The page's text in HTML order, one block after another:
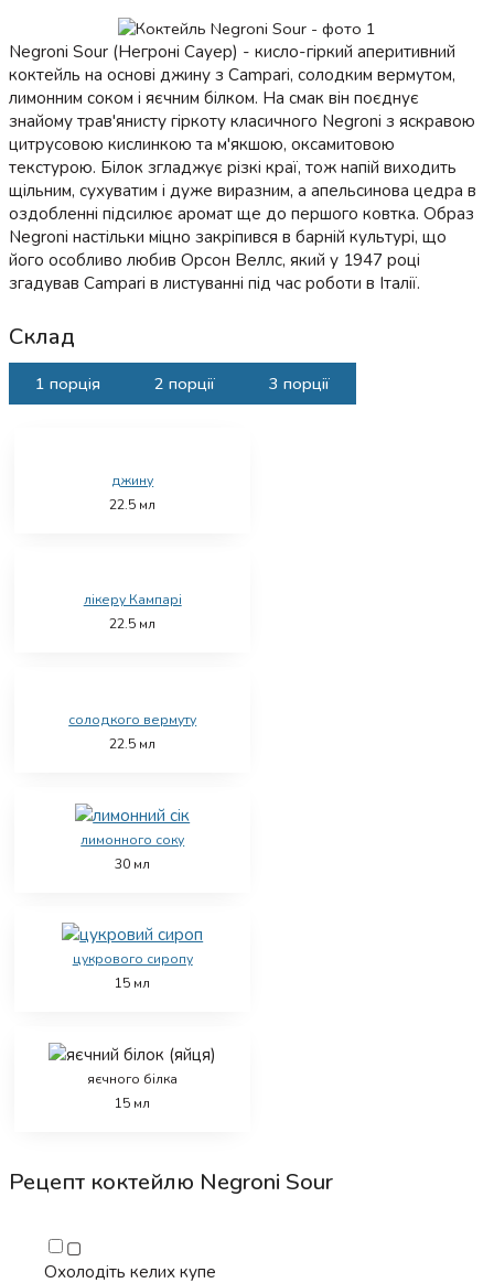
Negroni Sour (Негроні Сауер) - кисло-гіркий аперитивний
коктейль на основі джину з Campari, солодким вермутом,
лимонним соком і яєчним білком. На смак він поєднує
знайому трав'янисту гіркоту класичного Negroni з яскравою
цитрусовою кислинкою та м'якшою, оксамитовою
текстурою. Білок згладжує різкі краї, тож напій виходить
щільним, сухуватим і дуже виразним, а апельсинова цедра в
оздобленні підсилює аромат ще до першого ковтка. Образ
Negroni настільки міцно закріпився в барній культурі, що
його особливо любив Орсон Веллс, який у 1947 році
згадував Campari в листуванні під час роботи в Італії.
Склад
1 порція 2 порції 3 порції
джину
22.5 мл
лікеру Кампарі
22.5 мл
солодкого вермуту
22.5 мл
лимонного соку
30 мл
цукрового сиропу
15 мл
яєчного білка
15 мл
Рецепт коктейлю Negroni Sour
▢
Охолодіть келих купе